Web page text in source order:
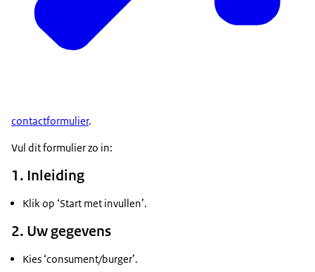
contactformulier.
Vul dit formulier zo in:
1. Inleiding
Klik op ‘Start met invullen’.
2. Uw gegevens
Kies ‘consument/burger’.